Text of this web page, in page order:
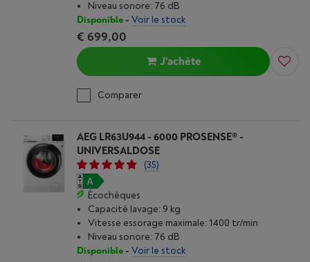
Niveau sonore: 76 dB
Disponible- Voir le stock
€ 699,00
J'achète
Comparer
AEG LR63U944 - 6000 PROSENSE® -
UNIVERSALDOSE
(35)
Écochèques
Capacité lavage: 9 kg
Vitesse essorage maximale: 1400 tr/min
Niveau sonore: 76 dB
Disponible- Voir le stock